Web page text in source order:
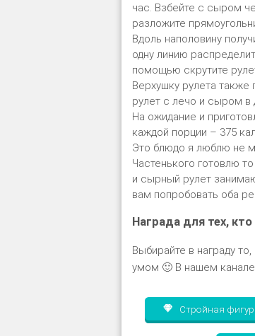
час. Взбейте с сыром
разложите
Вдоль наполовину
одну линию
помощью скрутите
Верхушку рулета
рулет с лечо и сыром в
На ожидание и
каждой порции – 375
Это блюдо я люблю не
Частенького готовлю
и сырный рулет
вам попробовать оба
Награда для тех,
Выбирайте в награду
умом 🙂 В нашем
Стройная